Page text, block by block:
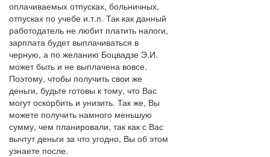
оплачиваемых отпусках, больничных,
отпусках по учебе и.т.п. Так как данный
работодатель не любит платить налоги,
зарплата будет выплачиваться в
черную, а по желанию Боцвадзе Э.И.
может быть и не выплачена вовсе.
Поэтому, чтобы получить свои же
деньги, будьте готовы к тому, что Вас
могут оскорбить и унизить. Так же, Вы
можете получить намного меньшую
сумму, чем планировали, так как с Вас
вычтут деньги за что угодно, Вы об этом
узнаете после.